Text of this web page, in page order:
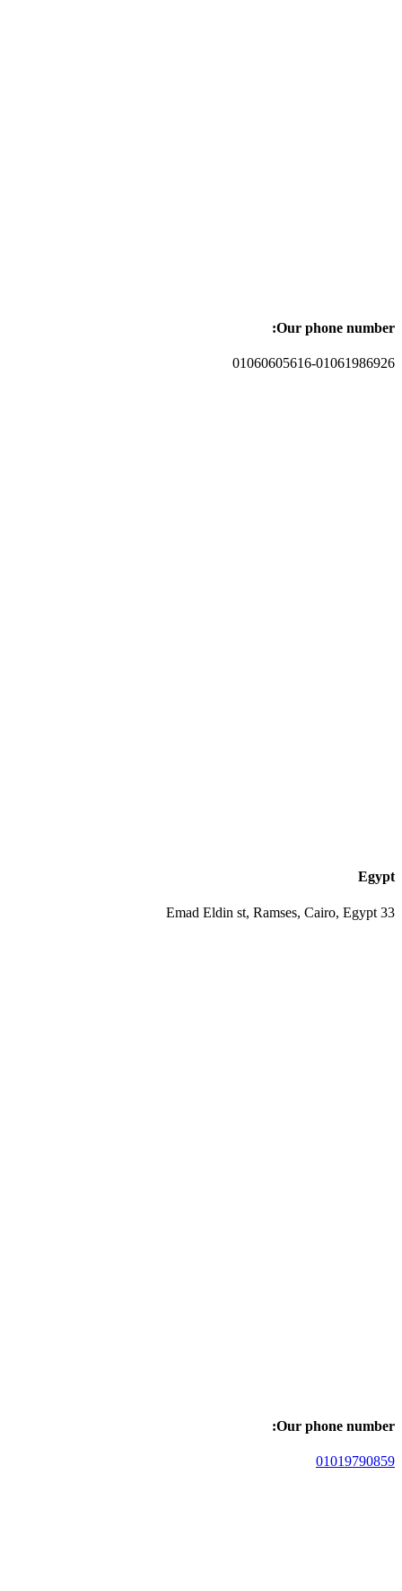
Our phone number:
01060605616-01061986926
Egypt
33 Emad Eldin st, Ramses, Cairo, Egypt
Our phone number:
01019790859